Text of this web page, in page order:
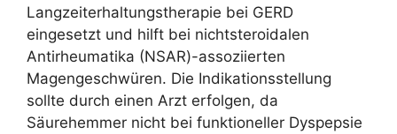
Langzeiterhaltungstherapie bei GERD
eingesetzt und hilft bei nichtsteroidalen
Antirheumatika (NSAR)-assoziierten
Magengeschwüren. Die Indikationsstellung
sollte durch einen Arzt erfolgen, da
Säurehemmer nicht bei funktioneller Dyspepsie